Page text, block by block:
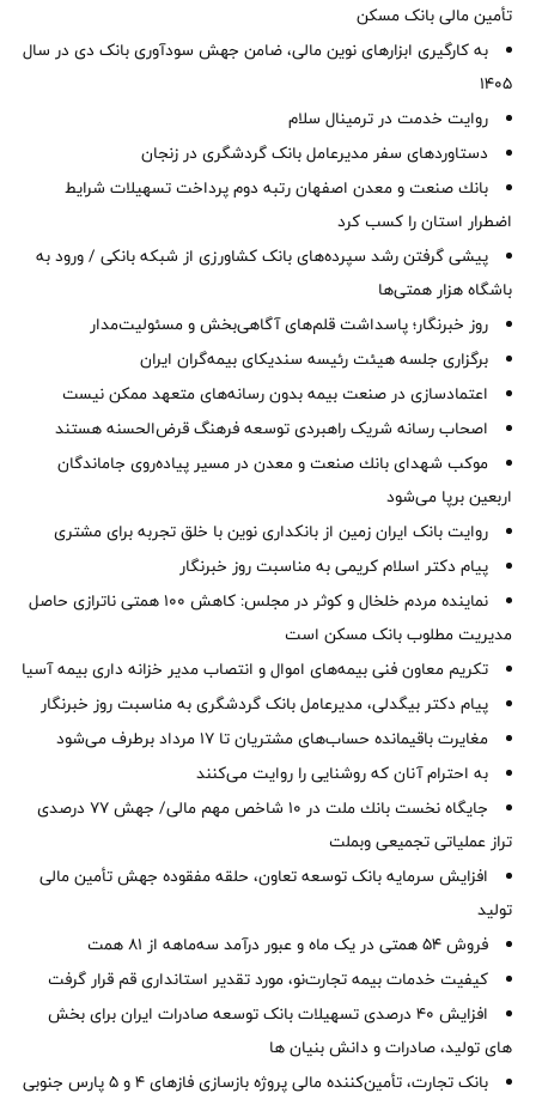
تأمین مالی بانک مسکن
به کارگیری ابزارهای نوین مالی، ضامن جهش سودآوری بانک دی در سال
1405
روایت خدمت در ترمینال سلام
دستاوردهای سفر مدیرعامل بانک گردشگری در زنجان
بانك صنعت و معدن اصفهان رتبه دوم پرداخت تسهیلات شرایط
اضطرار استان را كسب كرد
پیشی گرفتن رشد سپرده‌های بانک کشاورزی از شبکه بانکی / ورود به
باشگاه هزار همتی‌ها
روز خبرنگار؛ پاسداشت قلم‌های آگاهی‌بخش و مسئولیت‌مدار
برگزاری جلسه هیئت رئیسه سندیکای بیمه‌گران ایران
اعتمادسازی در صنعت بیمه بدون رسانه‌های متعهد ممکن نیست
اصحاب رسانه شریک راهبردی توسعه فرهنگ قرض‌الحسنه هستند
موكب شهدای بانك صنعت و معدن در مسیر پیاده‌روی جاماندگان
اربعین برپا می‌شود
روایت بانک ایران زمین از بانکداری نوین با خلق تجربه برای مشتری
پیام دکتر اسلام کریمی به مناسبت روز خبرنگار
نماینده مردم خلخال و کوثر در مجلس: کاهش ۱۰۰ همتی ناترازی حاصل
مدیریت مطلوب بانک مسکن است
تکریم معاون فنی بیمه‌های اموال و انتصاب مدیر خزانه داری بیمه آسیا
پیام دکتر بیگدلی، مدیرعامل بانک گردشگری به مناسبت روز خبرنگار
مغایرت‌ باقیمانده حساب‌های مشتریان تا ۱۷ مرداد برطرف می‌شود
به احترام آنان که روشنایی را روایت می‌کنند
جایگاه نخست بانك ملت در 10 شاخص مهم مالی/ جهش 77 درصدی
تراز عملیاتی تجمیعی وبملت
افزایش سرمایه بانک توسعه تعاون، حلقه مفقوده جهش تأمین مالی
تولید
فروش 54 همتی در یک ماه و عبور درآمد سه‌ماهه از 81 همت
کیفیت خدمات بیمه تجارت‌نو، مورد تقدیر استانداری قم قرار گرفت
افزایش 40 درصدی تسهیلات بانک توسعه صادرات ایران برای بخش
های تولید، صادرات و دانش بنیان ها
بانک تجارت، تأمین‌کننده مالی پروژه بازسازی فازهای ۴ و ۵ پارس جنوبی